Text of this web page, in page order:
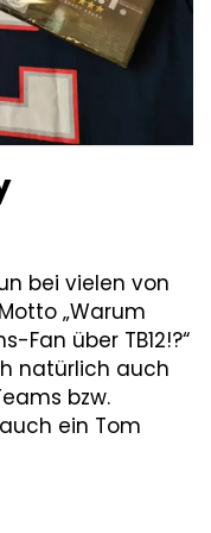
bei vielen von
„Warum
Fan über TB12!?“
natürlich auch
bzw.
ein Tom